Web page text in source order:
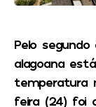
Pelo
alagoana
temperatura
feira (24) foi